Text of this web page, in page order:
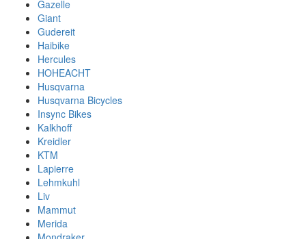
Gazelle
Giant
Gudereit
Haibike
Hercules
HOHEACHT
Husqvarna
Husqvarna Bicycles
Insync Bikes
Kalkhoff
Kreidler
KTM
Lapierre
Lehmkuhl
Liv
Mammut
Merida